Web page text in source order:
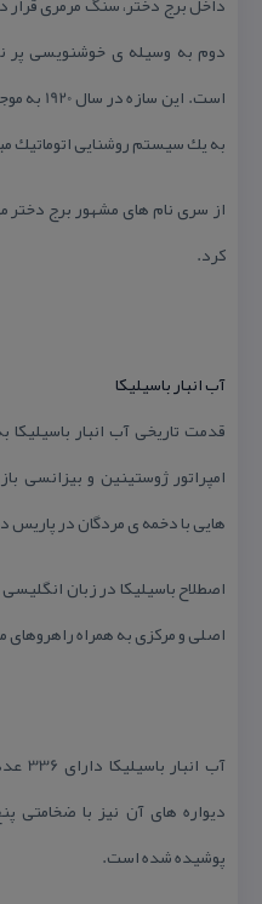
دوم به وسیله ی خوشنویسی پر
است.
به یك سیستم روشنایی اتوماتیك
از سری نام های مشهور برج دختر
كرد.
آب انبار باسیلیكا
قدمت تاریخی آب انبار
امپراتور ژوستینین و بیزانسی
هایی با دخمه ی مردگان در پاریس
اصطلاح باسیلیكا در زبان
اصلی و مركزی به همراه
دیواره های آن نیز با
پوشیده شده است.